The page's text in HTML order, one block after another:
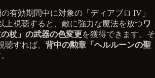
有効期間中に対象の「ディアブロ IV」
上視聴すると、敵に強力な魔法を放つワ
杖」の武器の色変更を獲得できます。そ
聴すれば、 背中の勲章「ヘルルーンの聖